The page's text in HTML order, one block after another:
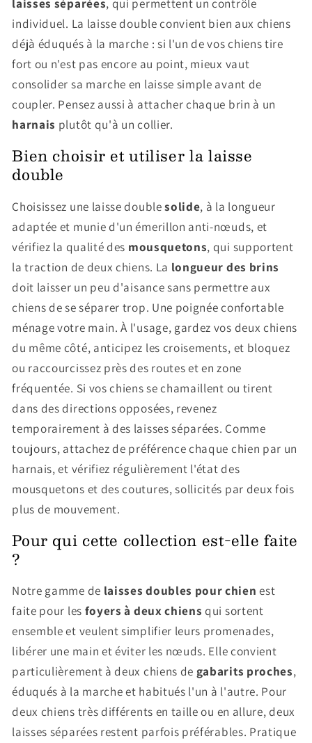
individuel. La laisse double convient bien aux chiens
déjà éduqués à la marche : si l'un de vos chiens tire
fort ou n'est pas encore au point, mieux vaut
consolider sa marche en laisse simple avant de
coupler. Pensez aussi à attacher chaque brin à un
harnais plutôt qu'à un collier.
Bien choisir et utiliser la laisse
double
Choisissez une laisse doublesolide, à la longueur
adaptée et munie d'un émerillon anti-nœuds, et
vérifiez la qualité des mousquetons, qui supportent
la traction de deux chiens. La longueur des brins
doit laisser un peu d'aisance sans permettre aux
chiens de se séparer trop. Une poignée confortable
ménage votre main. À l'usage, gardez vos deux chiens
du même côté, anticipez les croisements, et bloquez
ou raccourcissez près des routes et en zone
fréquentée. Si vos chiens se chamaillent ou tirent
dans des directions opposées, revenez
temporairement à des laisses séparées. Comme
toujours, attachez de préférence chaque chien par un
harnais, et vérifiez régulièrement l'état des
mousquetons et des coutures, sollicités par deux fois
plus de mouvement.
Pour qui cette collection est-elle faite
?
Notre gamme de laisses doubles pour chien est
faite pour les foyers à deux chiens qui sortent
ensemble et veulent simplifier leurs promenades,
libérer une main et éviter les nœuds. Elle convient
particulièrement à deux chiens de gabarits proches,
éduqués à la marche et habitués l'un à l'autre. Pour
deux chiens très différents en taille ou en allure, deux
laisses séparées restent parfois préférables. Pratique